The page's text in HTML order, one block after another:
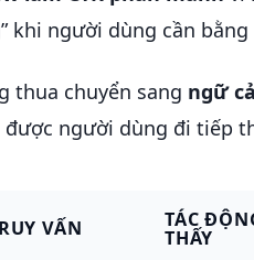
khi người dùng cần
thua chuyển sang ngữ
được người dùng đi tiếp
VẤN TÁC
THẤY